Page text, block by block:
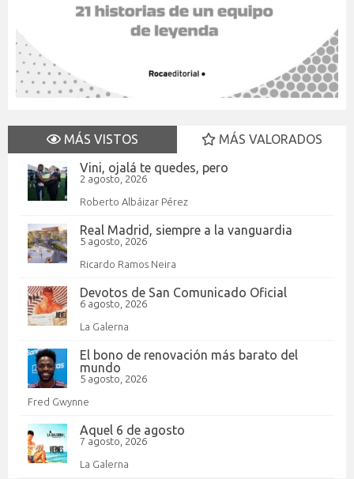
MÁS VISTOS
MÁS VALORADOS
Vini, ojalá te quedes, pero
2 agosto, 2026
Roberto Albáizar Pérez
Real Madrid, siempre a la vanguardia
5 agosto, 2026
Ricardo Ramos Neira
Devotos de San Comunicado Oficial
6 agosto, 2026
La Galerna
El bono de renovación más barato del
mundo
5 agosto, 2026
Fred Gwynne
Aquel 6 de agosto
7 agosto, 2026
La Galerna